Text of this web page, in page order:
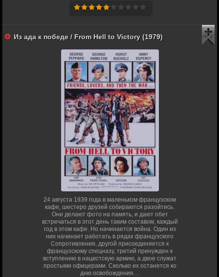
Из ада к победе / From Hell to Victory (1979)
24 августа 1939 года в маленьком французском
кафе, шестеро друзей собираются разойтись.
Они делают фото на память, и дают обет
встречаться в этот день таким составом, каждый
год в этом кафе. Но начинается война. Один из
них начинает работать в рядах французского
Сопротивления, другой присоединяется к
французскому спецназу, третий принужден к
вступлению в нацистскую армию, а двое служат
простыми офицерами. Сколько их останется ко
дню освобождения…